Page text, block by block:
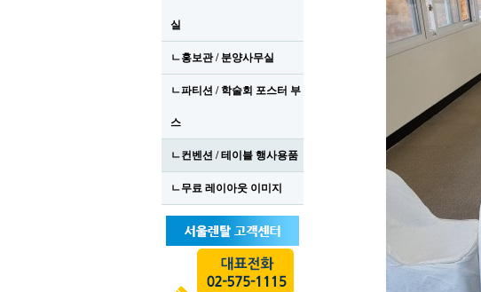
실
ㄴ홍보관 / 분양사무실
ㄴ파티션 / 학술회 포스터 부
스
ㄴ컨벤션 / 테이블 행사용품
ㄴ무료 레이아웃 이미지